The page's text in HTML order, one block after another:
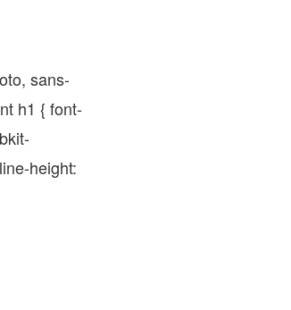
sans-
h1 { font-
height: